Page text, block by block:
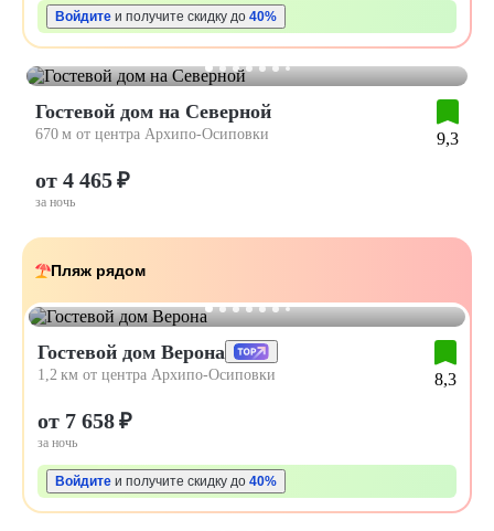
Войдите и получите скидку до 40%
Гостевой дом на Северной
670 м от центра Архипо-Осиповки 9,3
от 4 465 ₽
за ночь
Пляж рядом
Гостевой дом Верона
1,2 км от центра Архипо-Осиповки 8,3
от 7 658 ₽
за ночь
Войдите и получите скидку до 40%